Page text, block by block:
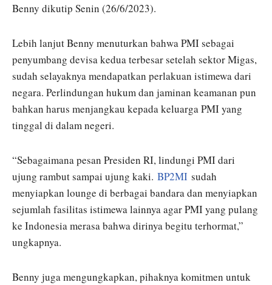
Benny dikutip Senin (26/6/2023).
Lebih lanjut Benny menuturkan bahwa PMI sebagai
penyumbang devisa kedua terbesar setelah sektor Migas,
sudah selayaknya mendapatkan perlakuan istimewa dari
negara. Perlindungan hukum dan jaminan keamanan pun
bahkan harus menjangkau kepada keluarga PMI yang
tinggal di dalam negeri.
“Sebagaimana pesan Presiden RI, lindungi PMI dari
ujung rambut sampai ujung kaki. BP2MI sudah
menyiapkan lounge di berbagai bandara dan menyiapkan
sejumlah fasilitas istimewa lainnya agar PMI yang pulang
ke Indonesia merasa bahwa dirinya begitu terhormat,”
ungkapnya.
Benny juga mengungkapkan, pihaknya komitmen untuk